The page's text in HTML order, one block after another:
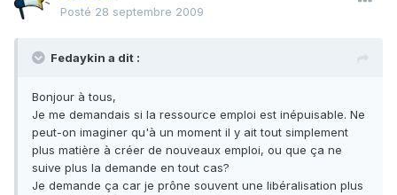
Posté 28 septembre 2009
Fedaykin a dit :
Bonjour à tous,
Je me demandais si la ressource emploi est inépuisable. Ne
peut-on imaginer qu'à un moment il y ait tout simplement
plus matière à créer de nouveaux emploi, ou que ça ne
suive plus la demande en tout cas?
Je demande ça car je prône souvent une libéralisation plus